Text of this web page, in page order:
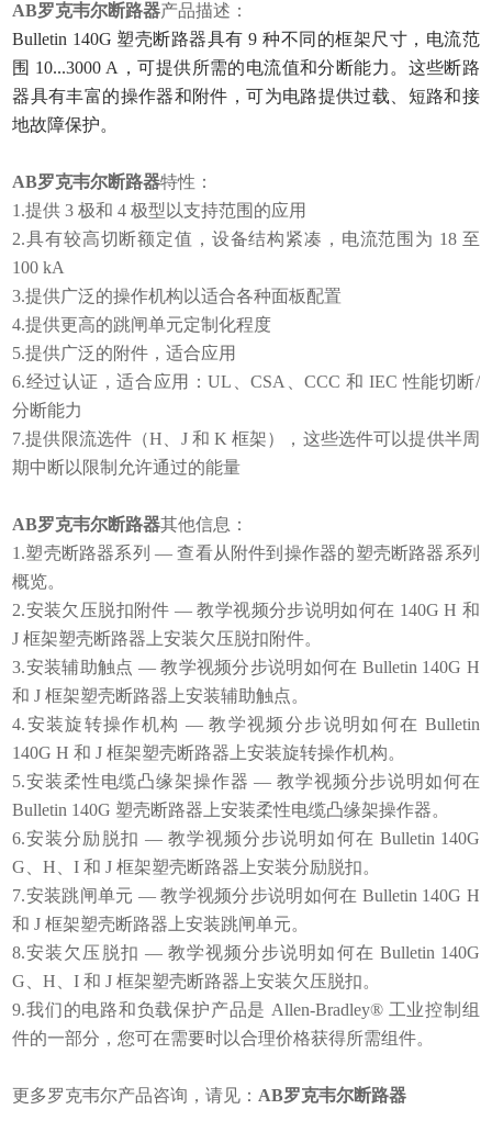
AB罗克韦尔断路器产品描述：
Bulletin 140G 塑壳断路器具有 9 种不同的框架尺寸，电流范
围 10...3000 A，可提供所需的电流值和分断能力。这些断路
器具有丰富的操作器和附件，可为电路提供过载、短路和接
地故障保护。
AB罗克韦尔断路器特性：
1.提供 3 极和 4 极型以支持范围的应用
2.具有较高切断额定值，设备结构紧凑，电流范围为 18 至
100 kA
3.提供广泛的操作机构以适合各种面板配置
4.提供更高的跳闸单元定制化程度
5.提供广泛的附件，适合应用
6.经过认证，适合应用：UL、CSA、CCC 和 IEC 性能切断/
分断能力
7.提供限流选件（H、J 和 K 框架），这些选件可以提供半周
期中断以限制允许通过的能量
AB罗克韦尔断路器其他信息：
1.塑壳断路器系列 — 查看从附件到操作器的塑壳断路器系列
概览。
2.安装欠压脱扣附件 — 教学视频分步说明如何在 140G H 和
J 框架塑壳断路器上安装欠压脱扣附件。
3.安装辅助触点 — 教学视频分步说明如何在 Bulletin 140G H
和 J 框架塑壳断路器上安装辅助触点。
4.安装旋转操作机构 — 教学视频分步说明如何在 Bulletin
140G H 和 J 框架塑壳断路器上安装旋转操作机构。
5.安装柔性电缆凸缘架操作器 — 教学视频分步说明如何在
Bulletin 140G 塑壳断路器上安装柔性电缆凸缘架操作器。
6.安装分励脱扣 — 教学视频分步说明如何在 Bulletin 140G
G、H、I 和 J 框架塑壳断路器上安装分励脱扣。
7.安装跳闸单元 — 教学视频分步说明如何在 Bulletin 140G H
和 J 框架塑壳断路器上安装跳闸单元。
8.安装欠压脱扣 — 教学视频分步说明如何在 Bulletin 140G
G、H、I 和 J 框架塑壳断路器上安装欠压脱扣。
9.我们的电路和负载保护产品是 Allen-Bradley® 工业控制组
件的一部分，您可在需要时以合理价格获得所需组件。
更多罗克韦尔产品咨询，请见： AB罗克韦尔断路器